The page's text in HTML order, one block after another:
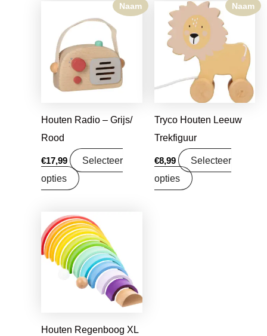
Naam
Houten Radio – Grijs/
Rood
€17,99
Selecteer
opties
Naam
Tryco Houten Leeuw
Trekfiguur
€8,99
Selecteer
opties
Houten Regenboog XL